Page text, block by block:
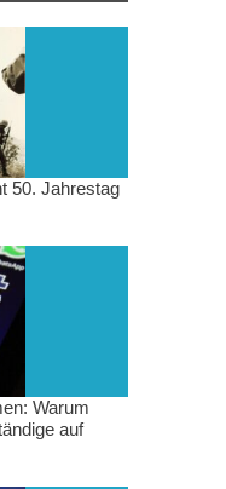
50. Jahrestag
Warum
auf